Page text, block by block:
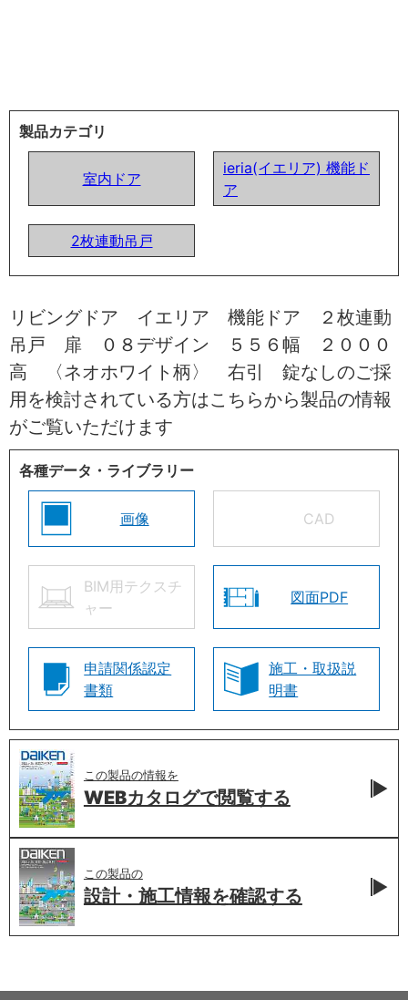
製品カテゴリ
室内ドア
ieria(イエリア) 機能ド
ア
2枚連動吊戸
リビングドア イエリア 機能ドア ２枚連動
吊戸 扉 ０８デザイン ５５６幅 ２０００
高 〈ネオホワイト柄〉 右引 錠なしのご採
用を検討されている方はこちらから製品の情報
がご覧いただけます
各種データ・ライブラリー
画像 CAD
BIM用テクスチ
ャー
図面PDF
申請関係認定
書類
施工・取扱説
明書
この製品の情報を
WEBカタログで閲覧する
この製品の
設計・施工情報を確認する